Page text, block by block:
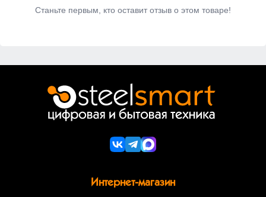
Станьте первым, кто оставит отзыв о этом товаре!
Интернет-магазин